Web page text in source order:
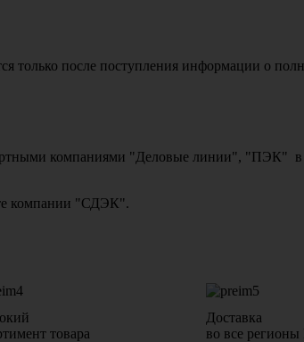
только после поступления информации о
компаниями "Деловые линии", "ПЭК"
компании "СДЭК".
товара
Доставка
во все